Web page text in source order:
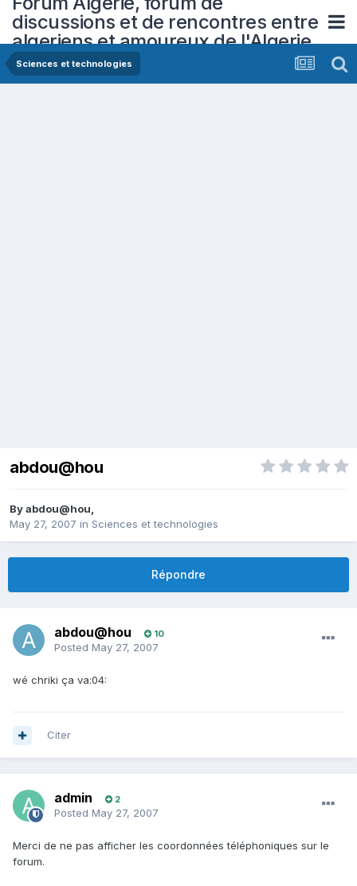
discussions et de rencontres entre
algeriens et amoureux de l'Algerie
Sciences et technologies
abdou@hou
Byabdou@hou,
May 27, 2007 in Sciences et technologies
Répondre
abdou@hou 10
Posted May 27, 2007
wé chriki ça va:04:
Citer
admin 2
Posted May 27, 2007
Merci de ne pas afficher les coordonnées téléphoniques sur le
forum.